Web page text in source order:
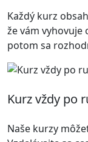
Každý kurz
že vám vyhovuje
potom sa
Kurz vždy po
Naše kurzy